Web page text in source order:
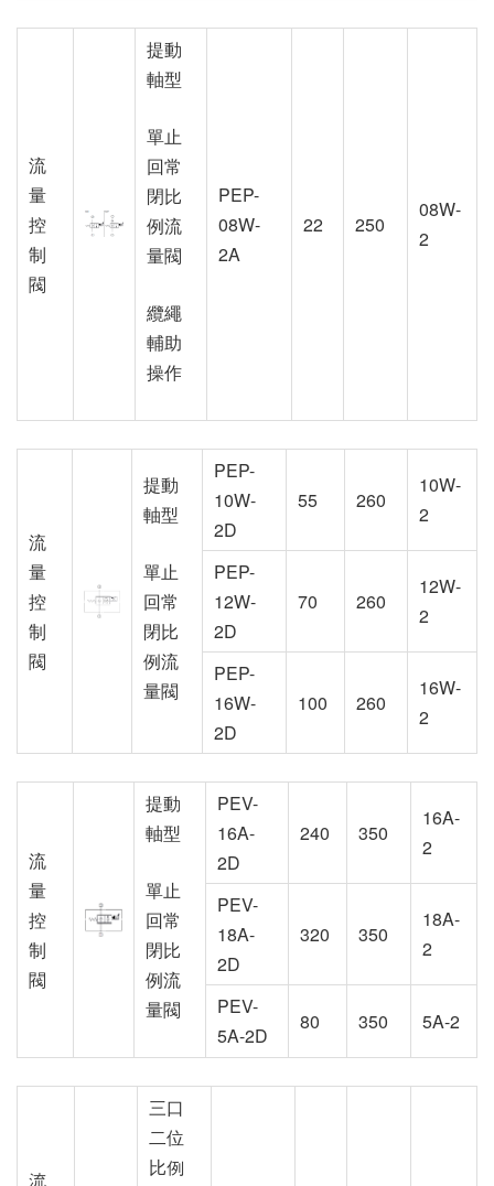
流
量
控
制
閥
提動
軸型
單止
回常
閉比
例流
量閥
纜繩
輔助
操作
PEP-
08W-
2A
22 250
08W-
2
流
量
控
制
閥
提動
軸型
單止
回常
閉比
例流
量閥
PEP-
10W-
2D
55 260
10W-
2
PEP-
12W-
2D
70 260
12W-
2
PEP-
16W-
2D
100 260
16W-
2
流
量
控
制
閥
提動
軸型
單止
回常
閉比
例流
量閥
PEV-
16A-
2D
240 350
16A-
2
PEV-
18A-
2D
320 350
18A-
2
PEV-
5A-2D
80 350 5A-2
流
三口
二位
比例